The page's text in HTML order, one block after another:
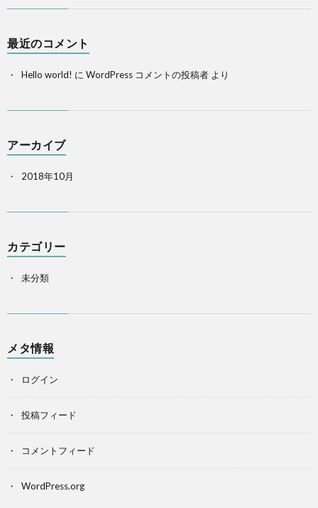
最近のコメント
Hello world! に WordPress コメントの投稿者 より
アーカイブ
2018年10月
カテゴリー
未分類
メタ情報
ログイン
投稿フィード
コメントフィード
WordPress.org